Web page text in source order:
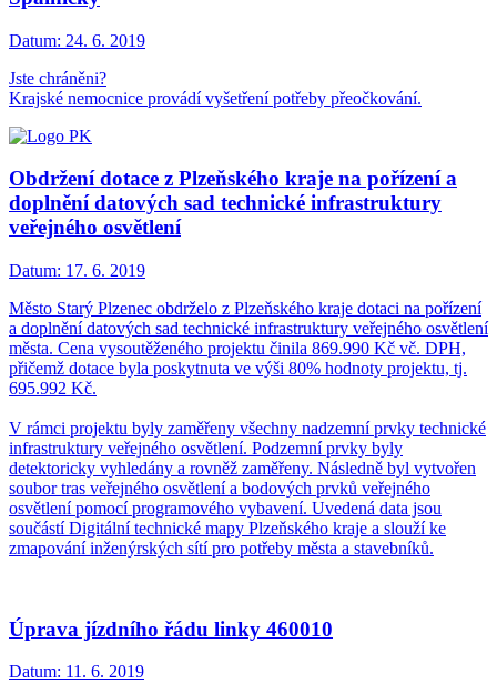
Datum: 24. 6. 2019
Jste chráněni?
Krajské nemocnice provádí vyšetření potřeby přeočkování.
Obdržení dotace z Plzeňského kraje na pořízení a
doplnění datových sad technické infrastruktury
veřejného osvětlení
Datum: 17. 6. 2019
Město Starý Plzenec obdrželo z Plzeňského kraje dotaci na pořízení
a doplnění datových sad technické infrastruktury veřejného osvětlení
města. Cena vysoutěženého projektu činila 869.990 Kč vč. DPH,
přičemž dotace byla poskytnuta ve výši 80% hodnoty projektu, tj.
695.992 Kč.
V rámci projektu byly zaměřeny všechny nadzemní prvky technické
infrastruktury veřejného osvětlení. Podzemní prvky byly
detektoricky vyhledány a rovněž zaměřeny. Následně byl vytvořen
soubor tras veřejného osvětlení a bodových prvků veřejného
osvětlení pomocí programového vybavení. Uvedená data jsou
součástí Digitální technické mapy Plzeňského kraje a slouží ke
zmapování inženýrských sítí pro potřeby města a stavebníků.
Úprava jízdního řádu linky 460010
Datum: 11. 6. 2019